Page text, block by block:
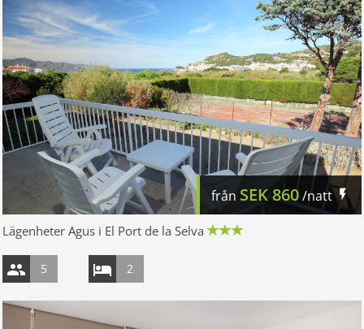
från SEK860/natt
Lägenheter Agus i El Port de la Selva
5 2